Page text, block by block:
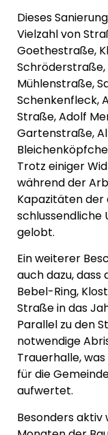
Dieses
Vielzahl von
Goethestraße,
Mühlenstraße,
Schenkenfleck,
Straße, Adolf
Gartenstraße,
Trotz einiger
während der
Kapazitäten der
schlussendliche
gelobt.
Ein weiterer
auch dazu, dass
Bebel-Ring,
Straße in das
Parallel zu den
notwendige
Trauerhalle,
für die
aufwertet.
Besonders aktiv